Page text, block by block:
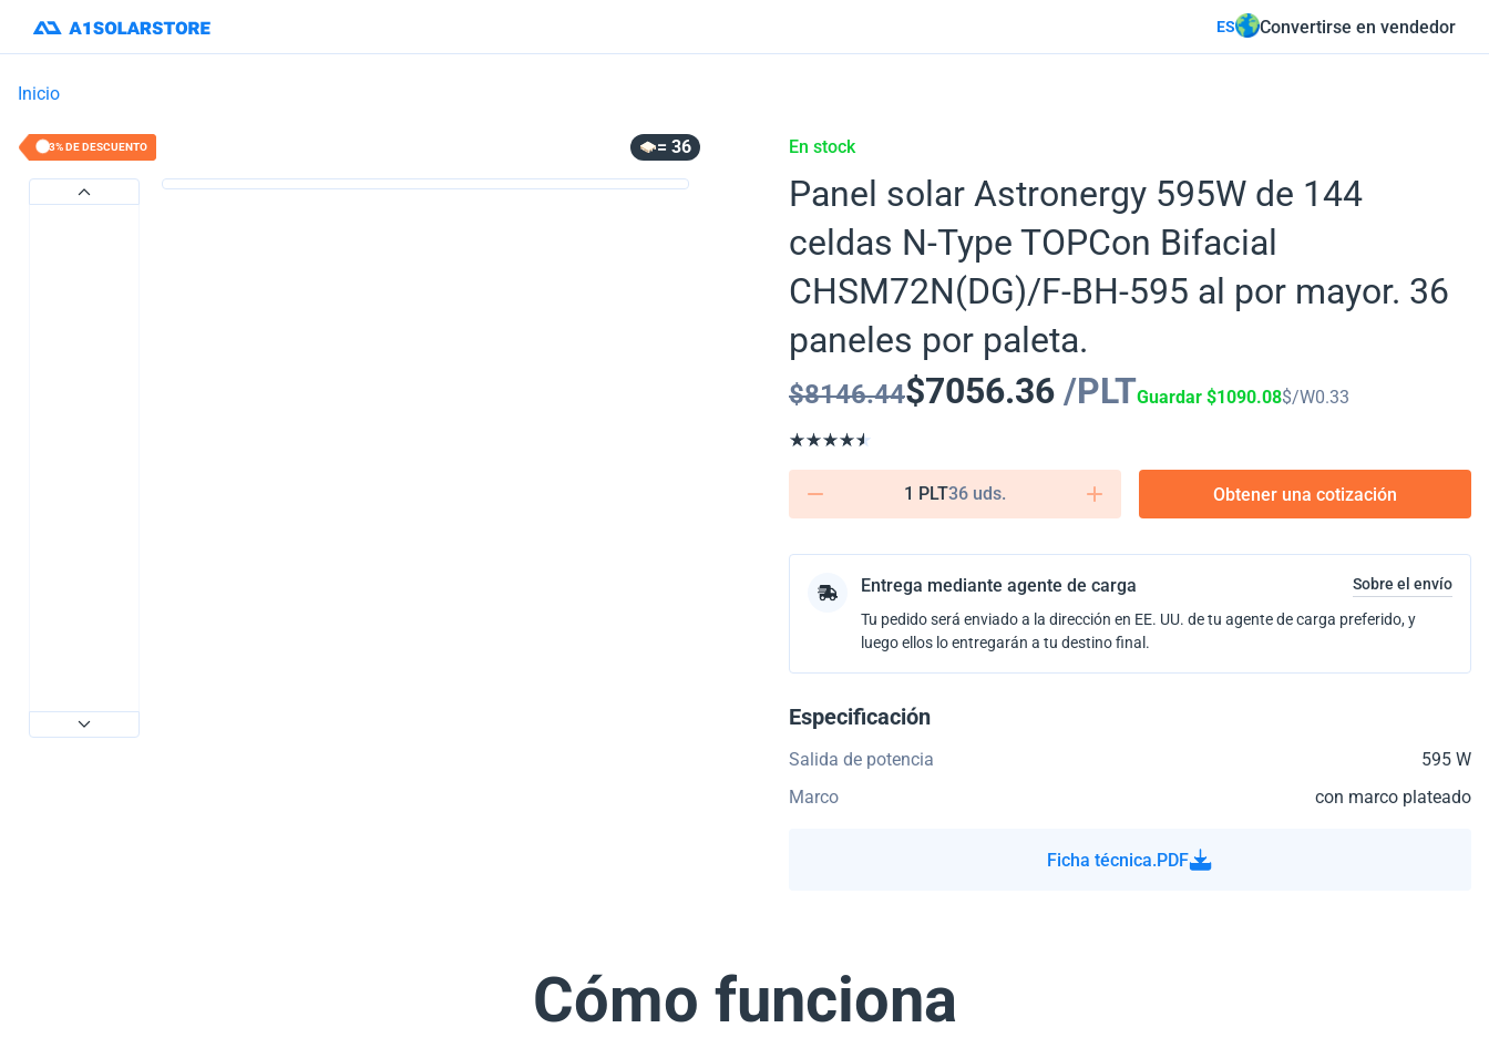
ES Convertirse en vendedor
Inicio
13% DE DESCUENTO = 36 En stock
Panel solar Astronergy 595W de 144
celdas N-Type TOPCon Bifacial
CHSM72N(DG)/F-BH-595 al por mayor. 36
paneles por paleta.
$8146.44$7056.36 /PLTGuardar $1090.08$/W0.33
1 PLT36 uds. Obtener una cotización
Entrega mediante agente de carga
Sobre el envío
Tu pedido será enviado a la dirección en EE. UU. de tu agente de carga preferido, y
luego ellos lo entregarán a tu destino final.
Especificación
Salida de potencia
595 W
Marco
con marco plateado
Ficha técnica.PDF
Cómo funciona